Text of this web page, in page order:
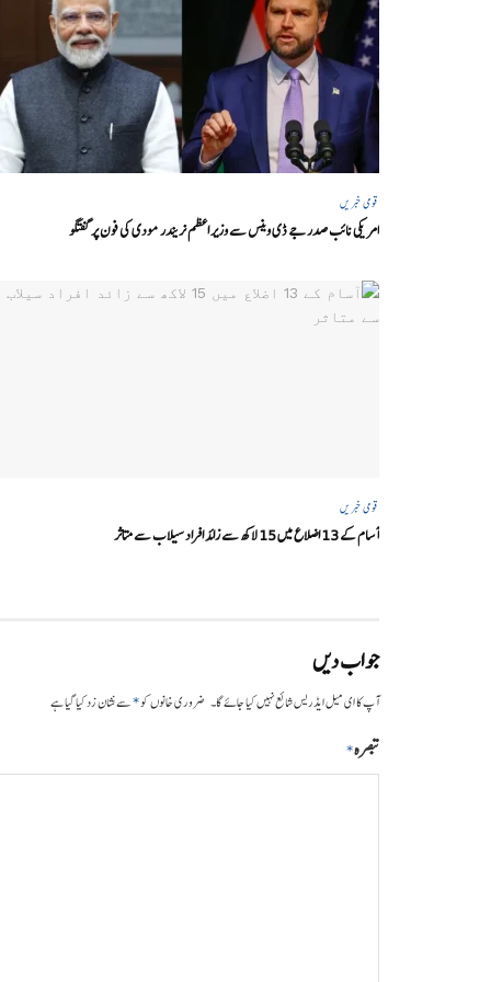
قومی خبریں
امریکی نائب صدر جے ڈی وینس سے وزیر اعظم نریندر مودی کی فون پر گفتگو
قومی خبریں
آسام کے 13 اضلاع میں 15 لاکھ سے زائد افراد سیلاب سے متاثر
جواب دیں
آپ کا ای میل ایڈریس شائع نہیں کیا جائے گا۔ ضروری خانوں کو*سے نشان زد کیا گیا ہے
تبصرہ*